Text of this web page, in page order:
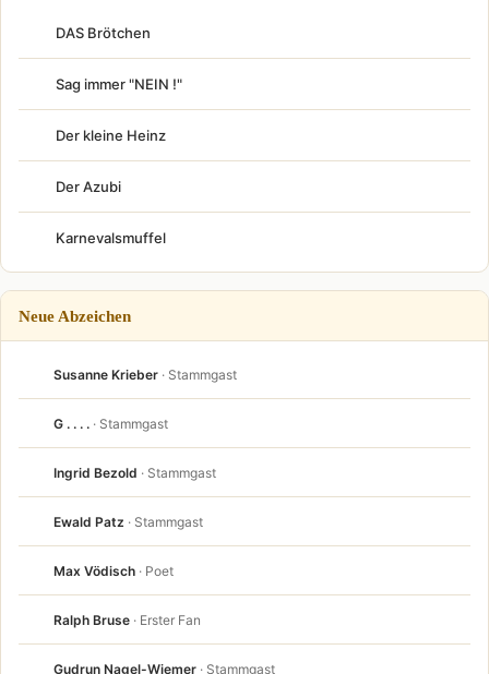
DAS Brötchen
Sag immer "NEIN !"
Der kleine Heinz
Der Azubi
Karnevalsmuffel
Neue Abzeichen
Susanne Krieber · Stammgast
G . . . . · Stammgast
Ingrid Bezold · Stammgast
Ewald Patz · Stammgast
Max Vödisch · Poet
Ralph Bruse · Erster Fan
Gudrun Nagel-Wiemer · Stammgast